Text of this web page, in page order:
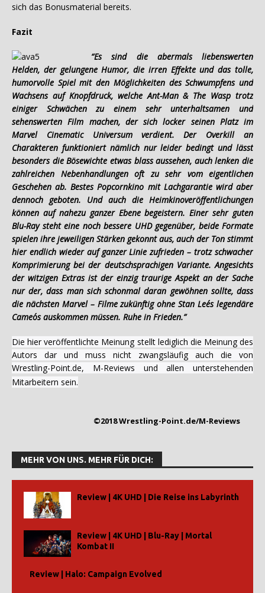
sich das Bonusmaterial bereits.
Fazit
“Es sind die abermals liebenswerten
Helden, der gelungene Humor, die irren Effekte und das tolle,
humorvolle Spiel mit den Möglichkeiten des Schwumpfens und
Wachsens auf Knopfdruck, welche Ant-Man & The Wasp trotz
einiger Schwächen zu einem sehr unterhaltsamen und
sehenswerten Film machen, der sich locker seinen Platz im
Marvel Cinematic Universum verdient. Der Overkill an
Charakteren funktioniert nämlich nur leider bedingt und lässt
besonders die Bösewichte etwas blass aussehen, auch lenken die
zahlreichen Nebenhandlungen oft zu sehr vom eigentlichen
Geschehen ab. Bestes Popcornkino mit Lachgarantie wird aber
dennoch geboten. Und auch die Heimkinoveröffentlichungen
können auf nahezu ganzer Ebene begeistern. Einer sehr guten
Blu-Ray steht eine noch bessere UHD gegenüber, beide Formate
spielen ihre jeweiligen Stärken gekonnt aus, auch der Ton stimmt
hier endlich wieder auf ganzer Linie zufrieden – trotz schwacher
Komprimierung bei der deutschsprachigen Variante. Angesichts
der witzigen Extras ist der einzig traurige Aspekt an der Sache
nur der, dass man sich schonmal daran gewöhnen sollte, dass
die nächsten Marvel – Filme zukünftig ohne Stan Lee´s legendäre
Cameo´s auskommen müssen. Ruhe in Frieden.”
Die hier veröffentlichte Meinung stellt lediglich die Meinung des
Autors dar und muss nicht zwangsläufig auch die von
Wrestling-Point.de, M-Reviews und allen unterstehenden
Mitarbeitern sein.
©2018 Wrestling-Point.de/M-Reviews
MEHR VON UNS. MEHR FÜR DICH:
Review | 4K UHD | Die Reise ins Labyrinth
Review | 4K UHD | Blu-Ray | Mortal
Kombat II
Review | Halo: Campaign Evolved